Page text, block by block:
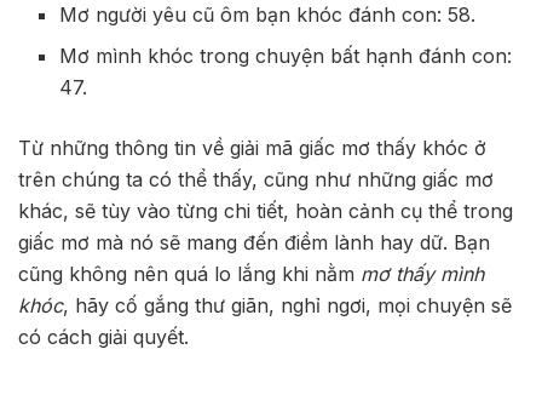
Mơ người yêu cũ ôm bạn khóc đánh con: 58.
Mơ mình khóc trong chuyện bất hạnh đánh con:
47.
Từ những thông tin về giải mã giấc mơ thấy khóc ở
trên chúng ta có thể thấy, cũng như những giấc mơ
khác, sẽ tùy vào từng chi tiết, hoàn cảnh cụ thể trong
giấc mơ mà nó sẽ mang đến điềm lành hay dữ. Bạn
cũng không nên quá lo lắng khi nằm mơ thấy mình
khóc, hãy cố gắng thư giãn, nghỉ ngơi, mọi chuyện sẽ
có cách giải quyết.